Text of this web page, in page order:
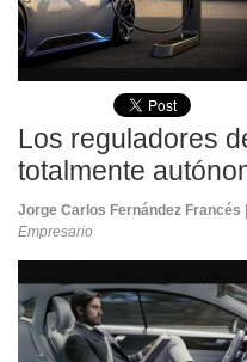
Los reguladores
totalmente
Jorge Carlos Fernández Francés
Empresario